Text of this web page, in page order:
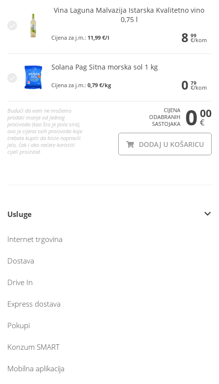
Vina Laguna Malvazija Istarska Kvalitetno vino
0,75 l
Cijena za j.m.: 11,99 €/l 8 99
€/kom
Solana Pag Sitna morska sol 1 kg
Cijena za j.m.: 0,79 €/kg 0 79
€/kom
Budući da vam ne možemo
prodati manje od jednog
proizvoda (kao što je pola sira),
ovo je cijena svih proizvoda koje
trebate kupiti da biste napravili
jelo, čak i ako nećete koristiti
cijeli proizvod.
CIJENA
ODABRANIH
SASTOJAKA
0 00
€
DODAJ U KOŠARICU
Usluge
Internet trgovina
Dostava
Drive In
Express dostava
Pokupi
Konzum SMART
Mobilna aplikacija